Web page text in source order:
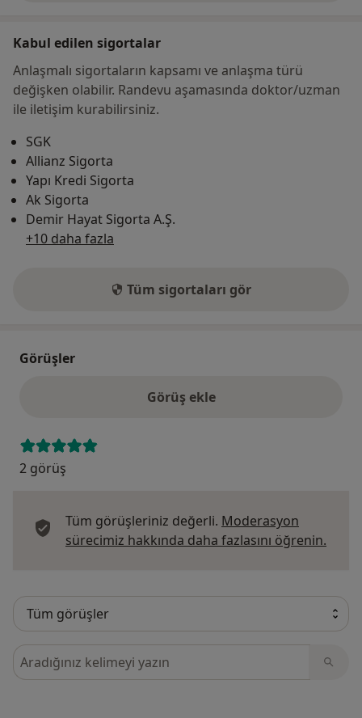
Kabul edilen sigortalar
Anlaşmalı sigortaların kapsamı ve anlaşma türü
değişken olabilir. Randevu aşamasında doktor/uzman
ile iletişim kurabilirsiniz.
SGK
Allianz Sigorta
Yapı Kredi Sigorta
Ak Sigorta
Demir Hayat Sigorta A.Ş.
+10 daha fazla
Tüm sigortaları gör
Görüşler
Görüş ekle
2 görüş
Tüm görüşleriniz değerli. Moderasyon
sürecimiz hakkında daha fazlasını öğrenin.
Görüşler içerisinde ara